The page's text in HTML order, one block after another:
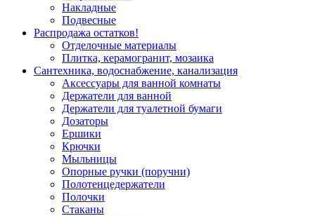
Накладные
Подвесные
Распродажа остатков!
Отделочные материалы
Плитка, керамогранит, мозаика
Сантехника, водоснабжение, канализация
Аксессуары для ванной комнаты
Держатели для ванной
Держатели для туалетной бумаги
Дозаторы
Ершики
Крючки
Мыльницы
Опорные ручки (поручни)
Полотенцедержатели
Полочки
Стаканы